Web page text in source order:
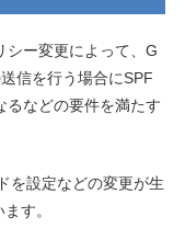
シー変更によって、G
信を行う場合にSPF
るなどの要件を満たす
を設定などの変更が生
す。